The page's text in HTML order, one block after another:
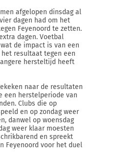
afgelopen dinsdag al
dagen had om het
Feyenoord te zetten.
dagen. Voetbal
de impact is van een
resultaat tegen een
hersteltijd heeft
naar de resultaten
een herstelperiode van
Clubs die op
en op zondag weer
danwel op woensdag
weer klaar moesten
en spreekt
Feyenoord voor het duel